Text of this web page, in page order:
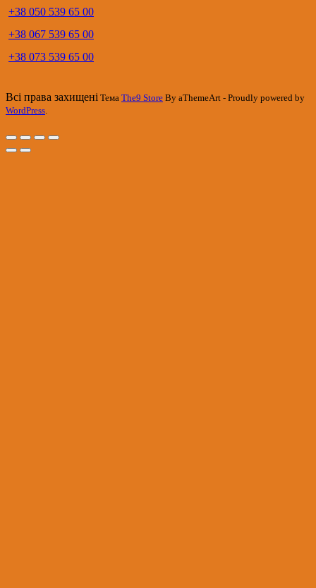
+38 050 539 65 00
+38 067 539 65 00
+38 073 539 65 00
Всі права захищені Тема The9 Store By aThemeArt - Proudly powered by
WordPress